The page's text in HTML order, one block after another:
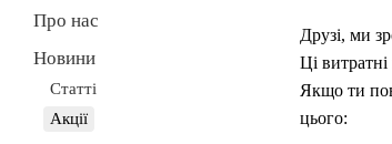
Друзі, ми
Ці
Якщо ти
цього:
Про нас
Новини
Cтатті
Акції